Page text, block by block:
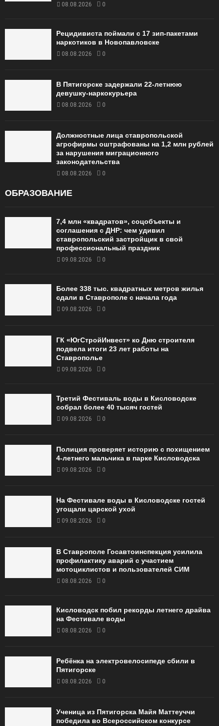
08.08.2026 0
Рецидивиста поймали с 17 зип-пакетами
наркотиков в Новопавловске
08.08.2026 0
В Пятигорске задержали 22-летнюю
девушку-наркокурьера
08.08.2026 0
Должностные лица ставропольской
агрофирмы оштрафованы на 1,2 млн рублей
за нарушения миграционного
законодательства
08.08.2026 0
ОБРАЗОВАНИЕ
7,4 млн «квадратов», соцобъекты и
соглашения с ДНР: чем удивил
ставропольский застройщик в свой
профессиональный праздник
09.08.2026 0
Более 338 тыс. квадратных метров жилья
сдали в Ставрополе с начала года
09.08.2026 0
ГК «ЮгСтройИнвест» ко Дню строителя
подвела итоги 23 лет работы на
Ставрополье
09.08.2026 0
Третий Фестиваль воды в Кисловодске
собрал более 40 тысяч гостей
09.08.2026 0
Полиция проверяет историю с похищением
4-летнего мальчика в парке Кисловодска
09.08.2026 0
На Фестивале воды в Кисловодске гостей
угощали царской ухой
09.08.2026 0
В Ставрополе Госавтоинспекция усилила
профилактику аварий с участием
мотоциклистов и пользователей СИМ
08.08.2026 0
Кисловодск побил рекорды летнего драйва
на Фестивале воды
08.08.2026 0
Ребёнка на электровелосипеде сбили в
Пятигорске
08.08.2026 0
Ученица из Пятигорска Майя Маттеуччи
победила во Всероссийском конкурсе